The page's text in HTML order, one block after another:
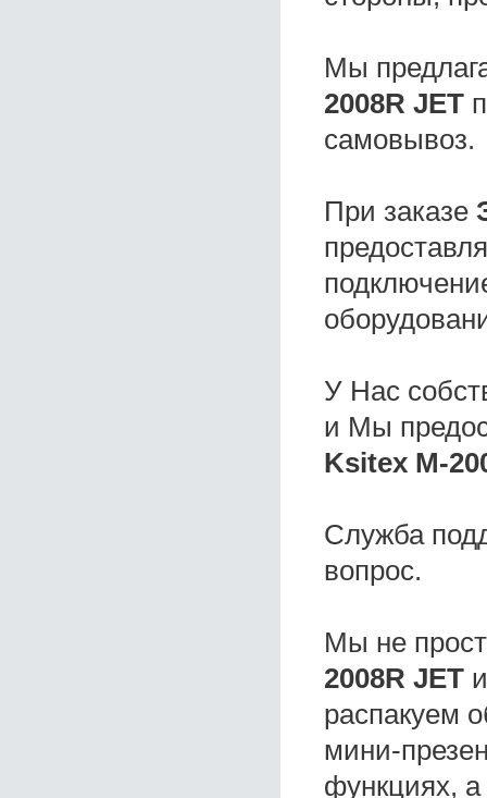
Мы
2008R JET
самовывоз.
При заказе
У Нас
и Мы
Ksitex M-
Служба
вопрос.
Мы не
2008R JET
распакуем
мини-
функциях,